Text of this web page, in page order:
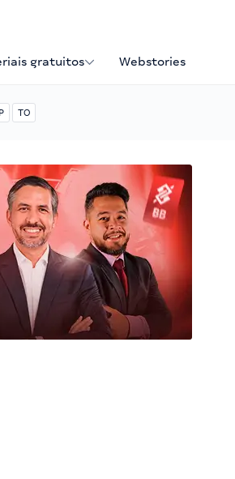
gratuitos Webstories
TO